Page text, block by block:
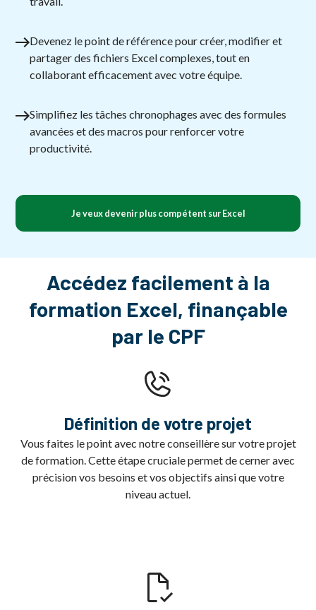
Devenez le point de référence pour créer, modifier et
partager des fichiers Excel complexes, tout en
collaborant efficacement avec votre équipe.
Simplifiez les tâches chronophages avec des formules
avancées et des macros pour renforcer votre
productivité.
Je veux devenir plus compétent sur Excel
Accédez facilement à la
formation Excel, finançable
par le CPF
Définition de votre projet
Vous faites le point avec notre conseillère sur votre projet
de formation. Cette étape cruciale permet de cerner avec
précision vos besoins et vos objectifs ainsi que votre
niveau actuel.